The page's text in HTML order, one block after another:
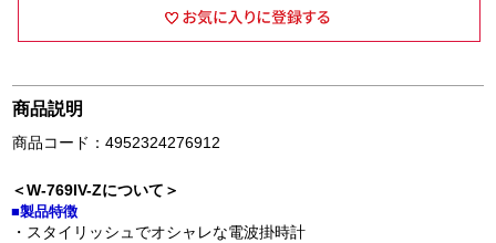
商品説明
商品コード：4952324276912
＜W-769IV-Zについて＞
■製品特徴
・スタイリッシュでオシャレな電波掛時計